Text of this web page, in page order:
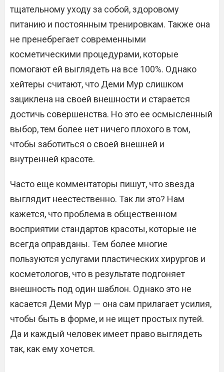
тщательному уходу за собой, здоровому
питанию и постоянным тренировкам. Также она
не пренебрегает современными
косметическими процедурами, которые
помогают ей выглядеть на все 100%. Однако
хейтеры считают, что Деми Мур слишком
зациклена на своей внешности и старается
достичь совершенства. Но это ее осмысленный
выбор, тем более нет ничего плохого в том,
чтобы заботиться о своей внешней и
внутренней красоте.
Часто еще комментаторы пишут, что звезда
выглядит неестественно. Так ли это? Нам
кажется, что проблема в общественном
восприятии стандартов красоты, которые не
всегда оправданы. Тем более многие
пользуются услугами пластических хирургов и
косметологов, что в результате подгоняет
внешность под один шаблон. Однако это не
касается Деми Мур — она сам прилагает усилия,
чтобы быть в форме, и не ищет простых путей.
Да и каждый человек имеет право выглядеть
так, как ему хочется.